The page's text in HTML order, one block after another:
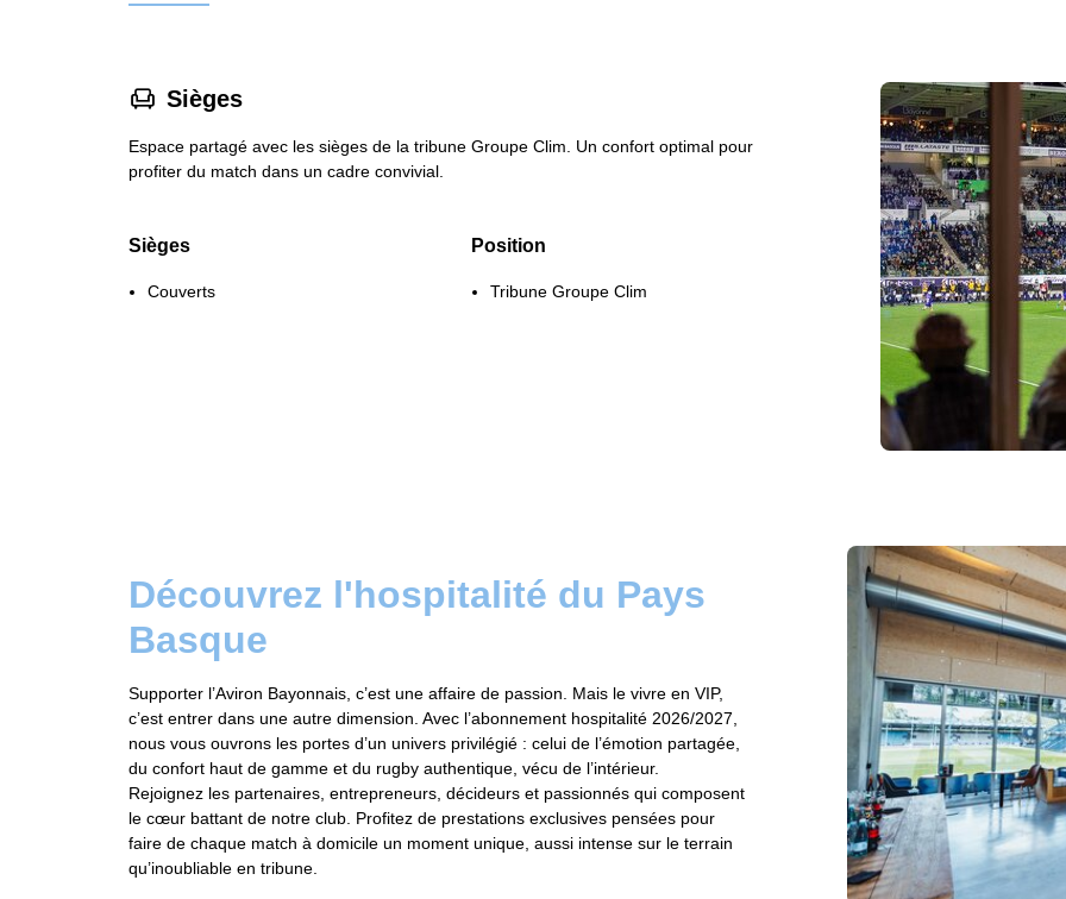
􁐴 Sièges
Espace partagé avec les sièges de la tribune Groupe Clim. Un confort optimal pour
profiter du match dans un cadre convivial.
Sièges
Couverts
Position
Tribune Groupe Clim
Découvrez l'hospitalité du Pays
Basque
Supporter l’Aviron Bayonnais, c’est une affaire de passion. Mais le vivre en VIP,
c’est entrer dans une autre dimension. Avec l’abonnement hospitalité 2026/2027,
nous vous ouvrons les portes d’un univers privilégié : celui de l’émotion partagée,
du confort haut de gamme et du rugby authentique, vécu de l’intérieur.
Rejoignez les partenaires, entrepreneurs, décideurs et passionnés qui composent
le cœur battant de notre club. Profitez de prestations exclusives pensées pour
faire de chaque match à domicile un moment unique, aussi intense sur le terrain
qu’inoubliable en tribune.